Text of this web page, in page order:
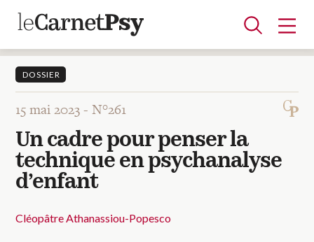
Articles
A la une
Adolescence
Dispositif
Enfance
Périnatalité
Psychanalyse
Psychopathologie
Soin
Dossiers
Auteurs
DOSSIER
15 mai 2023 -N°261
Un cadre pour penser la
technique en psychanalyse
d’enfant
Cléopâtre Athanassiou-Popesco